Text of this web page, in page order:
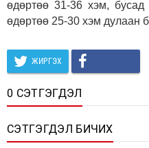
өдөртөө 31-36 хэм,
өдөртөө 25-30 хэм дулаан
ЖИРГЭХ
0 СЭТГЭГДЭЛ
СЭТГЭГДЭЛ БИЧИХ